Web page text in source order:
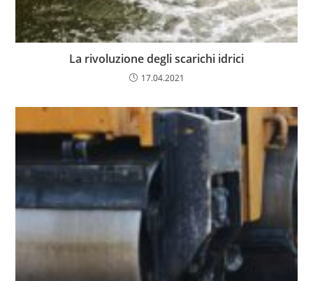
La rivoluzione degli scarichi idrici
17.04.2021